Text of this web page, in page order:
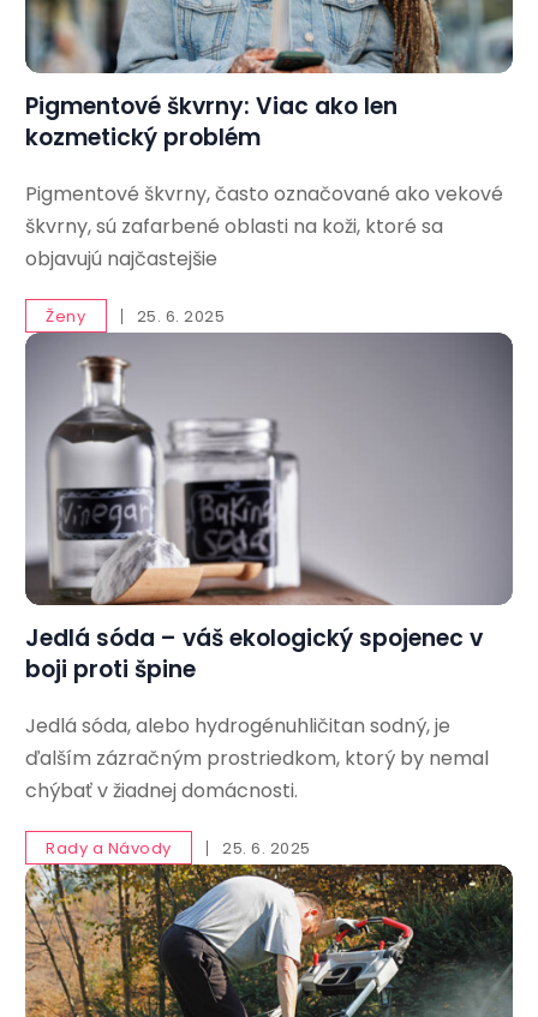
Pigmentové škvrny: Viac ako len
kozmetický problém
Pigmentové škvrny, často označované ako vekové
škvrny, sú zafarbené oblasti na koži, ktoré sa
objavujú najčastejšie
Ženy 25. 6. 2025
Jedlá sóda – váš ekologický spojenec v
boji proti špine
Jedlá sóda, alebo hydrogénuhličitan sodný, je
ďalším zázračným prostriedkom, ktorý by nemal
chýbať v žiadnej domácnosti.
Rady a Návody 25. 6. 2025